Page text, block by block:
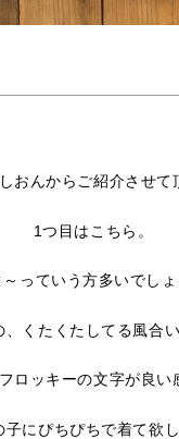
おんからご紹介させて
1つ目はこちら。
っていう方多いでしょ
くたくたしてる風合
ロッキーの文字が良い
子にぴちぴちで着て欲し